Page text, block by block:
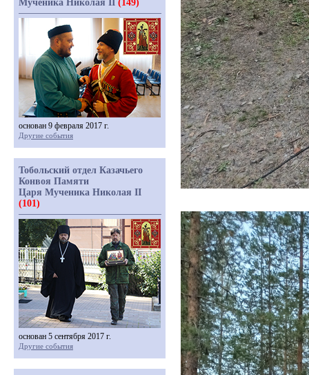
Мученика Николая II (149)
основан 9 февраля 2017 г.
Другие события
Тобольский отдел Казачьего
Конвоя Памяти
Царя Мученика Николая II
(101)
основан 5 сентября 2017 г.
Другие события